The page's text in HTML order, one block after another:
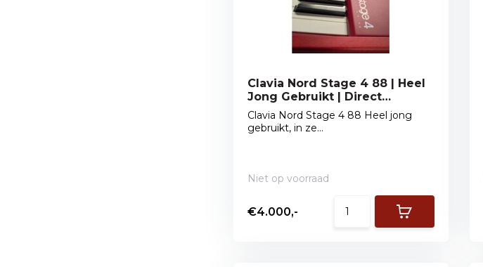
Clavia Nord Stage 4 88 | Heel
Jong Gebruikt | Direct
Leverbaar
Clavia Nord Stage 4 88 Heel jong
gebruikt, in ze...
Niet op voorraad
€4.000,-